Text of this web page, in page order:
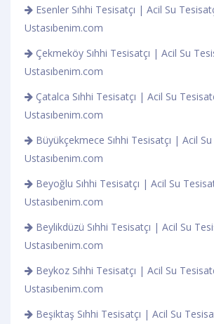
Esenler Sıhhi Tesisatçı | Acil Su
Ustasıbenim.com
Çekmeköy Sıhhi Tesisatçı | Acil Su
Ustasıbenim.com
Çatalca Sıhhi Tesisatçı | Acil Su
Ustasıbenim.com
Büyükçekmece Sıhhi Tesisatçı | Acil Su
Ustasıbenim.com
Beyoğlu Sıhhi Tesisatçı | Acil Su
Ustasıbenim.com
Beylikdüzü Sıhhi Tesisatçı | Acil Su
Ustasıbenim.com
Beykoz Sıhhi Tesisatçı | Acil Su
Ustasıbenim.com
Beşiktaş Sıhhi Tesisatçı | Acil Su